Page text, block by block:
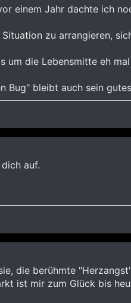
einem Jahr dachte ich
zu arrangieren,
um die Lebensmitte eh
Bug" bleibt auch sein
auf.
die berühmte
ist mir zum Glück bis